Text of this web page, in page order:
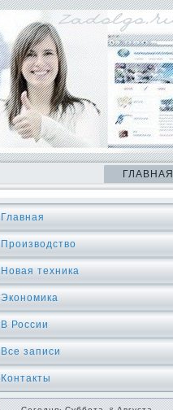
ГЛАВНАЯ
Главная
Производство
Новая техника
Экономика
В России
Все записи
Контакты